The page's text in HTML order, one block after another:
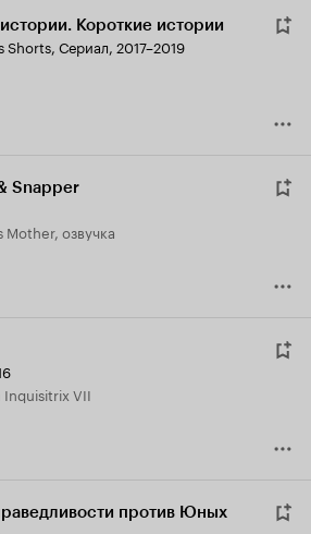
Короткие истории
Shorts, Сериал, 2017–2019
Snapper
Mother, озвучка
Inquisitrix VII
против Юных